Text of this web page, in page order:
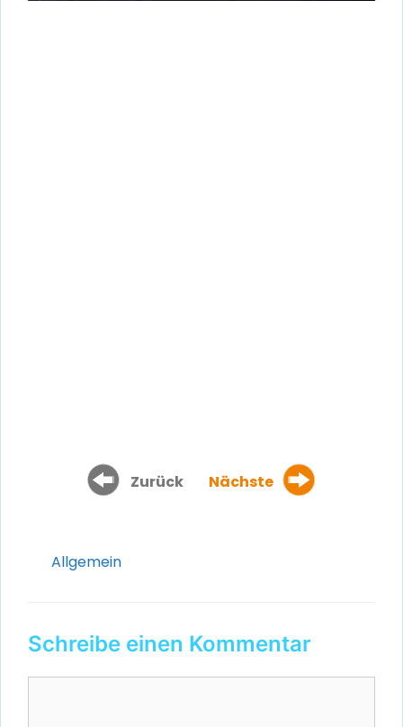
Zurück Nächste
Kategorien
Allgemein
Schreibe einen Kommentar